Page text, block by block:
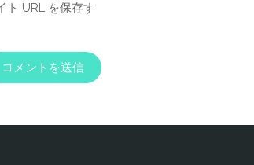
ト URL を保存す